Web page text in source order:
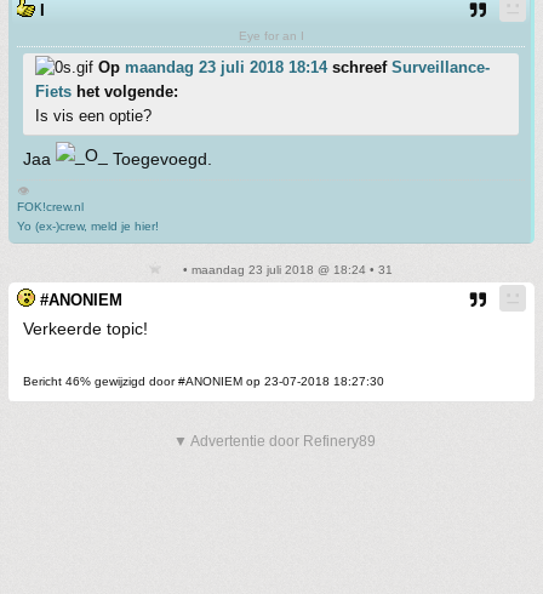
Eye for an I
Op maandag 23 juli 2018 18:14schreef Surveillance-
Fiets het volgende:
Is vis een optie?
Jaa Toegevoegd.
👁
FOK!crew.nl
Yo (ex-)crew, meld je hier!
• maandag 23 juli 2018 @ 18:24 • 31
#ANONIEM
Verkeerde topic!
Bericht 46% gewijzigd door #ANONIEM op 23-07-2018 18:27:30
▼ Advertentie door Refinery89